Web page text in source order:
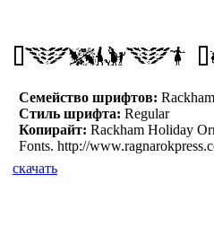
Семейство шрифтов:
Стиль шрифта: Regular
Копирайт: Rackham Holiday
Fonts. http://
скачать